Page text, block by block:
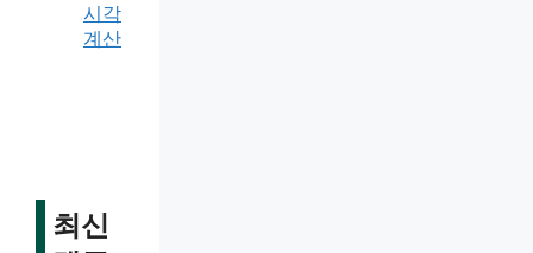
시각
계산
최신